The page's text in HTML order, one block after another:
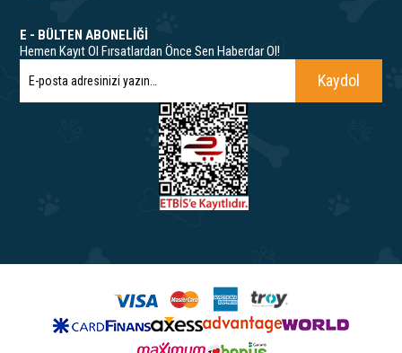
E - BÜLTEN ABONELİĞİ
Hemen Kayıt Ol Fırsatlardan Önce Sen Haberdar Ol!
Kaydol